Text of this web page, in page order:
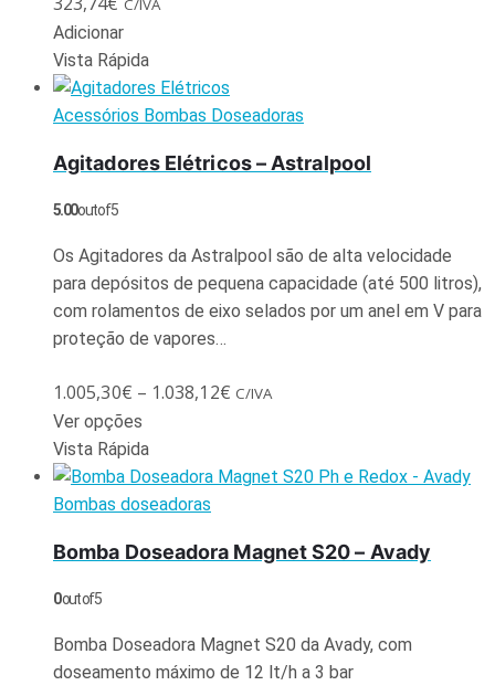
C/IVA
Adicionar
Vista Rápida
Acessórios Bombas Doseadoras
Agitadores Elétricos – Astralpool
5.00out of 5
Os Agitadores da Astralpool são de alta velocidade
para depósitos de pequena capacidade (até 500 litros),
com rolamentos de eixo selados por um anel em V para
proteção de vapores…
1.005,30€ – 1.038,12€ C/IVA
Ver opções
Vista Rápida
Bombas doseadoras
Bomba Doseadora Magnet S20 – Avady
0out of 5
Bomba Doseadora Magnet S20 da Avady, com
doseamento máximo de 12 lt/h a 3 bar